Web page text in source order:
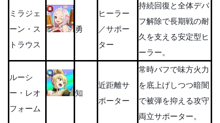
ミラジェ
ーン・ス
トラウス
勇
ヒーラー
／サポー
ター
持続回復と全体デバ
フ解除で長期戦の耐
久を支える安定型ヒ
ーラー。
ルーシ
ー・レオ
フォーム
知
近距離サ
ポーター
常時バフで味方火力
を底上げしつつ暗闇
で被弾を抑える攻守
両立サポーター。